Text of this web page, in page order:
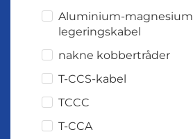
Aluminium-magnesium
legeringskabel
nakne kobbertråder
T-CCS-kabel
TCCC
T-CCA